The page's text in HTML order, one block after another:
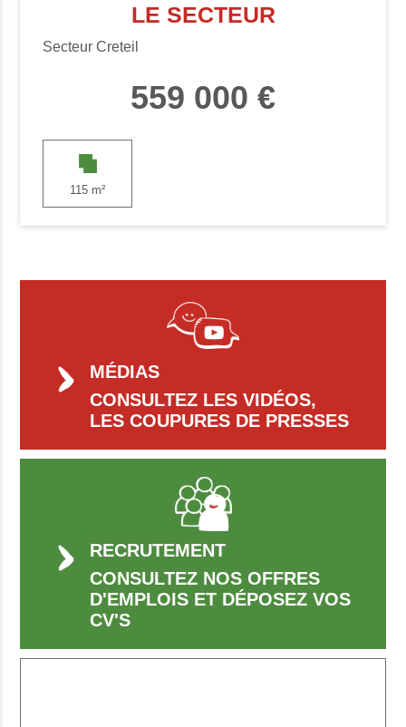
LE SECTEUR
Secteur Creteil
559 000 €
115 m²
MÉDIAS
CONSULTEZ LES VIDÉOS,
LES COUPURES DE PRESSES
RECRUTEMENT
CONSULTEZ NOS OFFRES
D'EMPLOIS ET DÉPOSEZ VOS
CV'S